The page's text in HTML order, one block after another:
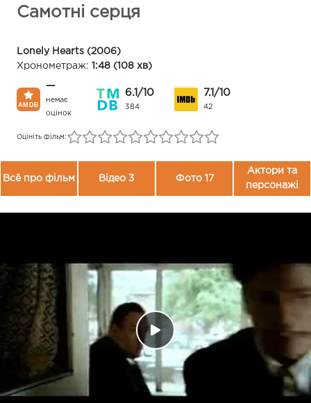
Самотні серця
Lonely Hearts (2006)
Хронометраж: 1:48 (108 хв)
—
немає
оцінок
6.1/10
384
7.1/10
42
Оцініть фільм:
Всё про фільм Відео 3 Фото 17
Актори та
персонажі